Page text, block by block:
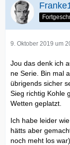
9. Oktober 2019 um
Jou das denk ich
ne Serie. Bin mal
übrigends sicher
Sieg richtig Kohle
Wetten geplatzt.
Ich habe leider
hätts aber
noch meht los